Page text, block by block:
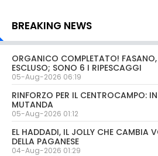
BREAKING NEWS
ORGANICO COMPLETATO! FASANO,
ESCLUSO; SONO 6 I RIPESCAGGI
05-Aug-2026 06:19
RINFORZO PER IL CENTROCAMPO:
MUTANDA
05-Aug-2026 01:12
EL HADDADI, IL JOLLY CHE CAMBIA
DELLA PAGANESE
04-Aug-2026 01:29